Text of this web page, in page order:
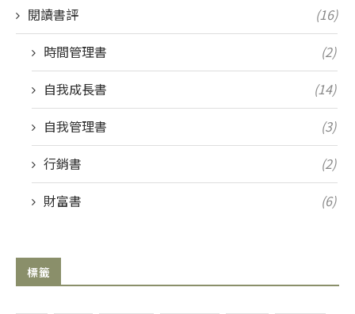
閱讀書評
(16)
時間管理書
(2)
自我成長書
(14)
自我管理書
(3)
行銷書
(2)
財富書
(6)
標籤